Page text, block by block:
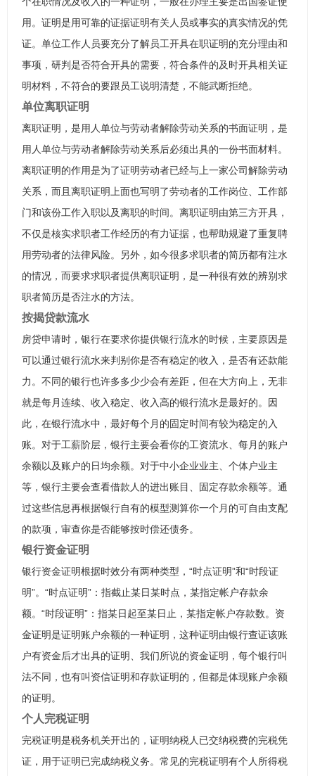
用。证明是用可靠的证据证明有关人员或事实的真实情况的凭
证。单位工作人员要充分了解员工开具在职证明的充分理由和
事项，研判是否符合开具的需要，符合条件的及时开具相关证
明材料，不符合的要跟员工说明清楚，不能武断拒绝。
单位离职证明
离职证明，是用人单位与劳动者解除劳动关系的书面证明，是
用人单位与劳动者解除劳动关系后必须出具的一份书面材料。
离职证明的作用是为了证明劳动者已经与上一家公司解除劳动
关系，而且离职证明上面也写明了劳动者的工作岗位、工作部
门和该份工作入职以及离职的时间。离职证明由第三方开具，
不仅是核实求职者工作经历的有力证据，也帮助规避了重复聘
用劳动者的法律风险。另外，如今很多求职者的简历都有注水
的情况，而要求求职者提供离职证明，是一种很有效的辨别求
职者简历是否注水的方法。
按揭贷款流水
房贷申请时，银行在要求你提供银行流水的时候，主要原因是
可以通过银行流水来判别你是否有稳定的收入，是否有还款能
力。不同的银行也许多多少少会有差距，但在大方向上，无非
就是每月连续、收入稳定、收入高的银行流水是最好的。因
此，在银行流水中，最好每个月的固定时间有较为稳定的入
账。对于工薪阶层，银行主要会看你的工资流水、每月的账户
余额以及账户的日均余额。对于中小企业业主、个体户业主
等，银行主要会查看借款人的进出账目、固定存款余额等。通
过这些信息再根据银行自有的模型测算你一个月的可自由支配
的款项，审查你是否能够按时偿还债务。
银行资金证明
银行资金证明根据时效分有两种类型，“时点证明”和“时段证
明”。“时点证明”：指截止某日某时点，某指定帐户存款余
额。“时段证明”：指某日起至某日止，某指定帐户存款数。资
金证明是证明账户余额的一种证明，这种证明由银行查证该账
户有资金后才出具的证明、我们所说的资金证明，每个银行叫
法不同，也有叫资信证明和存款证明的，但都是体现账户余额
的证明。
个人完税证明
完税证明是税务机关开出的，证明纳税人已交纳税费的完税凭
证，用于证明已完成纳税义务。常见的完税证明有个人所得税